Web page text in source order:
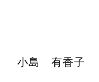
小島 有香子